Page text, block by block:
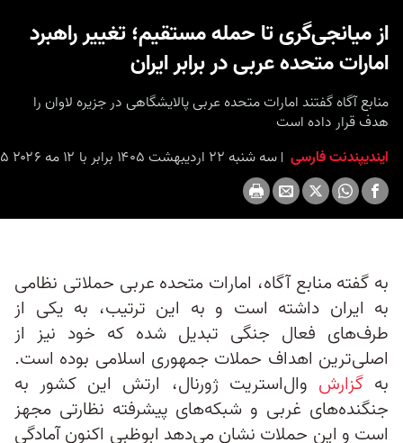
از میانجی‌گری تا حمله مستقیم؛ تغییر راهبرد
امارات متحده عربی در برابر ایران
منابع آگاه گفتند امارات متحده عربی پالایشگاهی در جزیره لاوان را
هدف قرار داده است
ایندیپندنت فارسی سه شنبه ۲۲ اردیبهشت ۱۴۰۵ برابر با ۱۲ مه ۲۰۲۶ ۱۴:۴۵
به گفته منابع آگاه، امارات متحده عربی حملاتی نظامی
به ایران داشته است و به این ترتیب، به یکی از
طرف‌های فعال جنگی تبدیل شده که خود نیز از
اصلی‌ترین اهداف حملات جمهوری اسلامی بوده است.
بهگزارش وال‌استریت ژورنال، ارتش این کشور به
جنگنده‌های غربی و شبکه‌های پیشرفته نظارتی مجهز
است و این حملات نشان می‌دهد ابوظبی اکنون آمادگی